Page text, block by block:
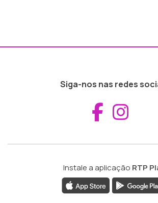
Siga-nos nas redes
Instale a aplicação RTP